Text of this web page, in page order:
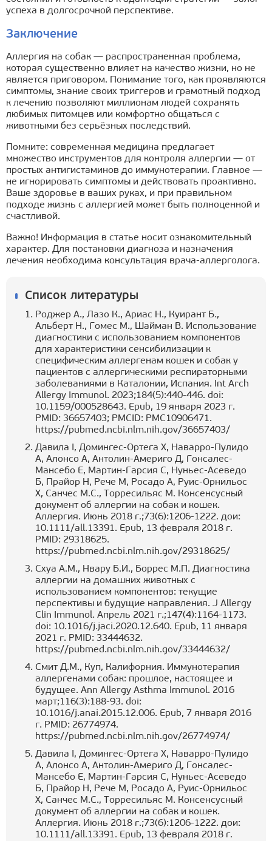
успеха в долгосрочной перспективе.
Заключение
Аллергия на собак — распространенная проблема,
которая существенно влияет на качество жизни, но не
является приговором. Понимание того, как проявляются
симптомы, знание своих триггеров и грамотный подход
к лечению позволяют миллионам людей сохранять
любимых питомцев или комфортно общаться с
животными без серьёзных последствий.
Помните: современная медицина предлагает
множество инструментов для контроля аллергии — от
простых антигистаминов до иммунотерапии. Главное —
не игнорировать симптомы и действовать проактивно.
Ваше здоровье в ваших руках, и при правильном
подходе жизнь с аллергией может быть полноценной и
счастливой.
Важно! Информация в статье носит ознакомительный
характер. Для постановки диагноза и назначения
лечения необходима консультация врача-аллерголога.
Список литературы
Роджер А., Лазо К., Ариас Н., Куирант Б.,
Альберт Н., Гомес М., Шайман В. Использование
диагностики с использованием компонентов
для характеристики сенсибилизации к
специфическим аллергенам кошек и собак у
пациентов с аллергическими респираторными
заболеваниями в Каталонии, Испания. Int Arch
Allergy Immunol. 2023;184(5):440-446. doi:
10.1159/000528643. Epub, 19 января 2023 г.
PMID: 36657403; PMCID: PMC10906471.
https://pubmed.ncbi.nlm.nih.gov/36657403/
Давила I, Домингес-Ортега Х, Наварро-Пулидо
А, Алонсо А, Антолин-Америго Д, Гонсалес-
Мансебо Е, Мартин-Гарсия С, Нуньес-Асеведо
Б, Прайор Н, Рече М, Росадо А, Руис-Орнильос
Х, Санчес М.С., Торресильяс М. Консенсусный
документ об аллергии на собак и кошек.
Аллергия. Июнь 2018 г.;73(6):1206-1222. дои:
10.1111/all.13391. Epub, 13 февраля 2018 г.
PMID: 29318625.
https://pubmed.ncbi.nlm.nih.gov/29318625/
Схуа А.М., Нвару Б.И., Боррес М.П. Диагностика
аллергии на домашних животных с
использованием компонентов: текущие
перспективы и будущие направления. J Allergy
Clin Immunol. Апрель 2021 г.;147(4):1164-1173.
doi: 10.1016/j.jaci.2020.12.640. Epub, 11 января
2021 г. PMID: 33444632.
https://pubmed.ncbi.nlm.nih.gov/33444632/
Смит Д.М., Куп, Калифорния. Иммунотерапия
аллергенами собак: прошлое, настоящее и
будущее. Ann Allergy Asthma Immunol. 2016
март;116(3):188-93. doi:
10.1016/j.anai.2015.12.006. Epub, 7 января 2016
г. PMID: 26774974.
https://pubmed.ncbi.nlm.nih.gov/26774974/
Давила I, Домингес-Ортега Х, Наварро-Пулидо
А, Алонсо А, Антолин-Америго Д, Гонсалес-
Мансебо Е, Мартин-Гарсия С, Нуньес-Асеведо
Б, Прайор Н, Рече М, Росадо А, Руис-Орнильос
Х, Санчес М.С., Торресильяс М. Консенсусный
документ об аллергии на собак и кошек.
Аллергия. Июнь 2018 г.;73(6):1206-1222. дои:
10.1111/all.13391. Epub, 13 февраля 2018 г.